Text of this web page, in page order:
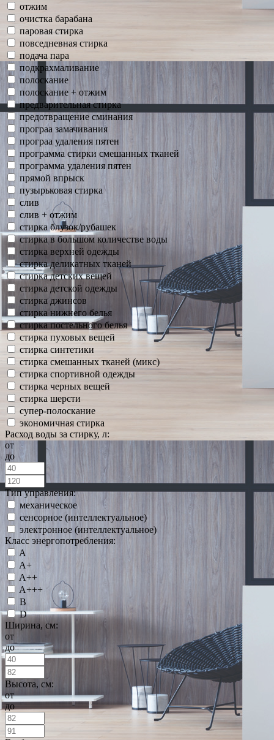
отжим
очистка барабана
паровая стирка
повседневная стирка
подача пара
подкрахмаливание
полоскание
полоскание + отжим
предварительная стирка
предотвращение сминания
програа замачивания
програа удаления пятен
программа стирки смешанных тканей
программа удаления пятен
прямой впрыск
пузырьковая стирка
слив
слив + отжим
стирка блузок/рубашек
стирка в большом количестве воды
стирка верхней одежды
стирка деликатных тканей
стирка детских вещей
стирка детской одежды
стирка джинсов
стирка нижнего белья
стирка постельного белья
стирка пуховых вещей
стирка синтетики
стирка смешанных тканей (микс)
стирка спортивной одежды
стирка черных вещей
стирка шерсти
супер-полоскание
экономичная стирка
Расход воды за стирку, л:
от
до
Тип управления:
механическое
сенсорное (интеллектуальное)
электронное (интеллектуальное)
Класс энергопотребления:
A
A+
A++
A+++
B
D
Ширина, см:
от
до
Высота, см:
от
до